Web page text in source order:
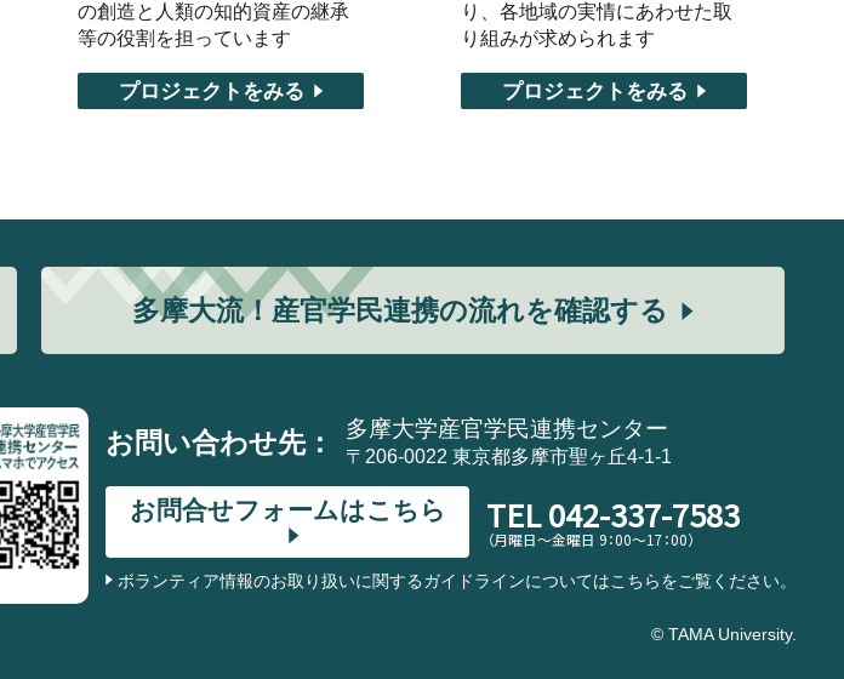
の創造と人類の知的資産の継承
等の役割を担っています
プロジェクトをみる
り、各地域の実情にあわせた取
り組みが求められます
プロジェクトをみる
多摩大流！ 産官学民連携の流れを確認する
お問い合わせ先： 多摩大学産官学民連携センター
〒206-0022 東京都多摩市聖ヶ丘4-1-1
お問合せフォームはこちら TEL042-337-7583
（月曜日～金曜日 9：00～17：00）
ボランティア情報のお取り扱いに関するガイドラインについてはこちらをご覧ください。
© TAMA University.